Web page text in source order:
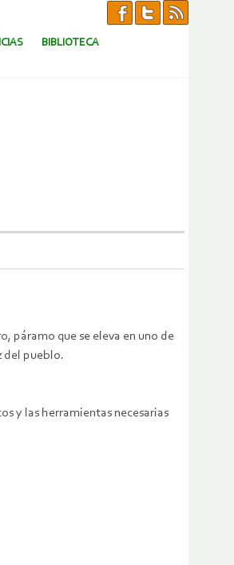
BIBLIOTECA
páramo que se eleva en uno de
del pueblo.
y las herramientas necesarias